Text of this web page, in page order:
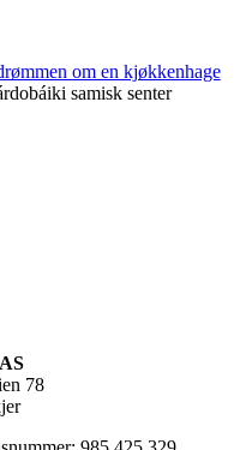
om en kjøkkenhage
samisk senter
78